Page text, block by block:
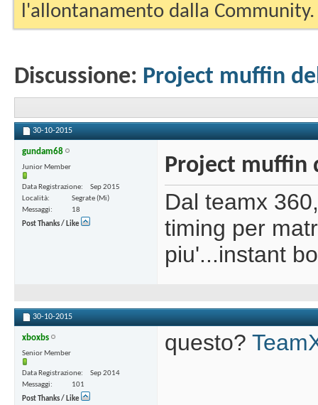
l'allontanamento dalla Community.
Discussione: Project muffin
30-10-2015
gundam68
Junior Member
Data Registrazione
Sep 2015
Località
Segrate (Mi)
Messaggi
18
Post Thanks / Like
Project muffin
Dal teamx
timing per
piu'...instant
30-10-2015
xboxbs
Senior Member
Data Registrazione
Sep 2014
Messaggi
101
Post Thanks / Like
questo?